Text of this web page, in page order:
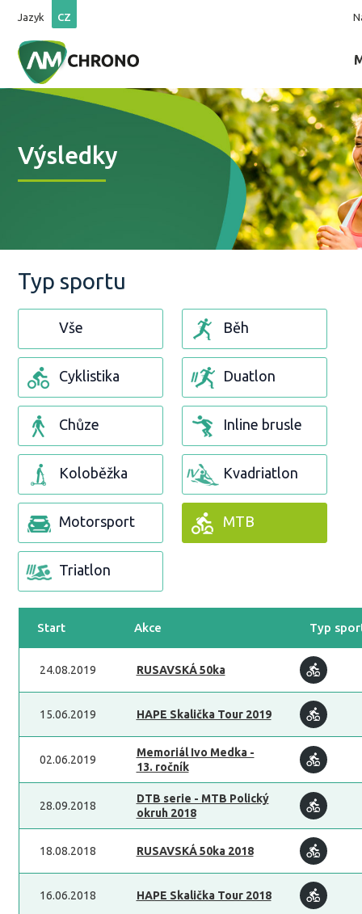
Jazyk CZ
Výsledky
Typ sportu
Vše Běh
Cyklistika Duatlon
Chůze Inline brusle
Koloběžka Kvadriatlon
Motorsport MTB
Triatlon
Start Akce Typ
24.08.2019 RUSAVSKÁ 50ka
15.06.2019 HAPE Skalička Tour 2019
02.06.2019
Memoriál Ivo Medka -
13. ročník
28.09.2018
DTB serie - MTB Polický
okruh 2018
18.08.2018 RUSAVSKÁ 50ka 2018
16.06.2018 HAPE Skalička Tour 2018